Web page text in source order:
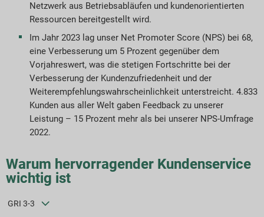
Reporting-Indizes
Downloads
Netzwerk aus Betriebsabläufen und kundenorientierten
Ressourcen bereitgestellt wird.
Im Jahr 2023 lag unser Net Promoter Score (NPS) bei 68,
eine Verbesserung um 5 Prozent gegenüber dem
Vorjahreswert, was die stetigen Fortschritte bei der
Verbesserung der Kundenzufriedenheit und der
Weiterempfehlungswahrscheinlichkeit unterstreicht. 4.833
Kunden aus aller Welt gaben Feedback zu unserer
Leistung – 15 Prozent mehr als bei unserer NPS-Umfrage
2022.
Warum hervorragender Kundenservice
wichtig ist
GRI 3-3